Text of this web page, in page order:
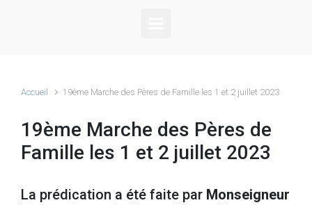
Accueil 19ème Marche des Pères de Famille les 1 et 2 juillet 2023
19ème Marche des Pères de
Famille les 1 et 2 juillet 2023
La prédication a été faite par Monseigneur